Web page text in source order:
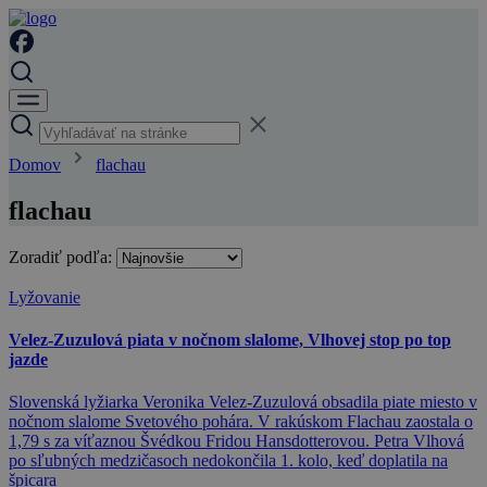
Domov flachau
flachau
Zoradiť podľa:
Lyžovanie
Velez-Zuzulová piata v nočnom slalome, Vlhovej stop po top
jazde
Slovenská lyžiarka Veronika Velez-Zuzulová obsadila piate miesto v
nočnom slalome Svetového pohára. V rakúskom Flachau zaostala o
1,79 s za víťaznou Švédkou Fridou Hansdotterovou. Petra Vlhová
po sľubných medzičasoch nedokončila 1. kolo, keď doplatila na
špicara